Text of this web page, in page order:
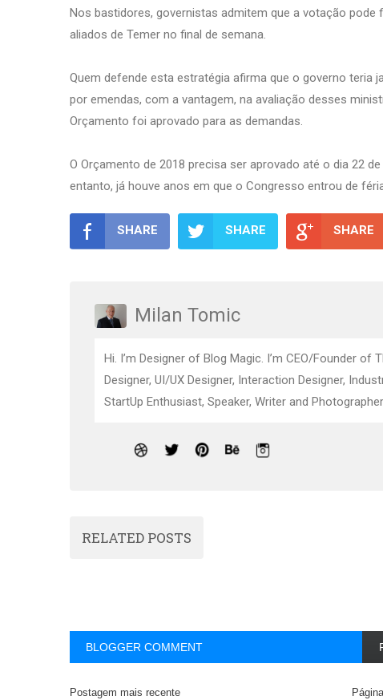
Nos bastidores, governistas admitem que a votação
aliados de Temer no final de semana.
Quem defende esta estratégia afirma que o governo teria
por emendas, com a vantagem, na avaliação desses
Orçamento foi aprovado para as demandas.
O Orçamento de 2018 precisa ser aprovado até o dia 22
entanto, já houve anos em que o Congresso entrou de
SHARE SHARE SHARE
Milan Tomic
Hi. I’m Designer of Blog Magic. I’m CEO/Founder of
Designer, UI/UX Designer, Interaction Designer,
StartUp Enthusiast, Speaker, Writer and
RELATED POSTS
BLOGGER COMMENT
Postagem mais recente